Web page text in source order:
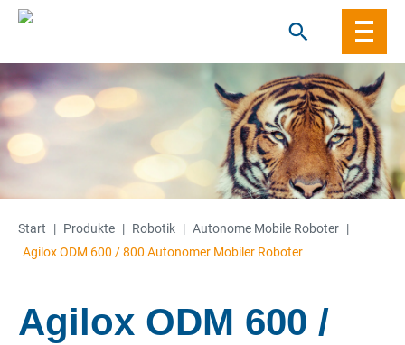
to
content
Start | Produkte | Robotik | Autonome Mobile Roboter |
Agilox ODM 600 / 800 Autonomer Mobiler Roboter
Agilox ODM 600 /